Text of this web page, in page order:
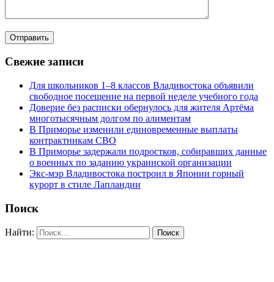
Свежие записи
Для школьников 1–8 классов Владивостока объявили
свободное посещение на первой неделе учебного года
Доверие без расписки обернулось для жителя Артёма
многотысячным долгом по алиментам
В Приморье изменили единовременные выплаты
контрактникам СВО
В Приморье задержали подростков, собиравших данные
о военных по заданию украинской организации
Экс-мэр Владивостока построил в Японии горный
курорт в стиле Лапландии
Поиск
Найти: